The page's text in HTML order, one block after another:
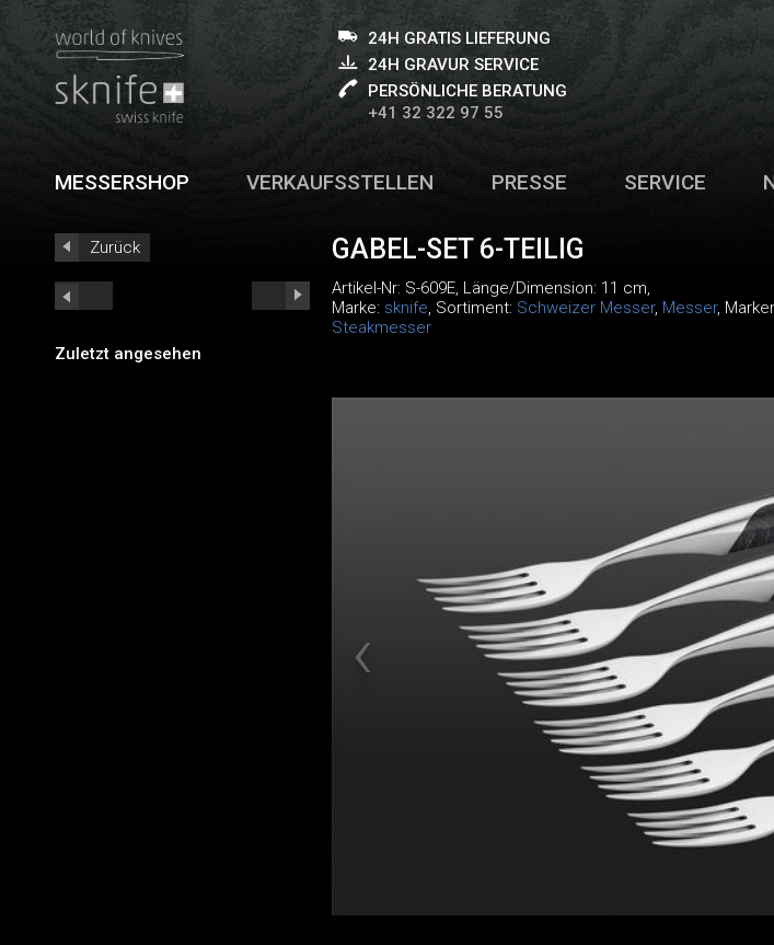
24H GRATIS LIEFERUNG
24H GRAVUR SERVICE
PERSÖNLICHE BERATUNG
+41 32 322 97 55
MESSERSHOP VERKAUFSSTELLEN PRESSE SERVICE
Zurück
Zuletzt angesehen
GABEL-SET 6-TEILIG
Artikel-Nr: S-609E, Länge/Dimension: 11 cm,
Marke: sknife, Sortiment: Schweizer Messer, Messer,
Steakmesser